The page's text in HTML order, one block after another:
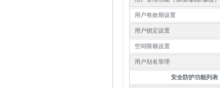
用户有效期设置
用户锁定设置
空间限额设置
用户别名管理
安全防护功能列表